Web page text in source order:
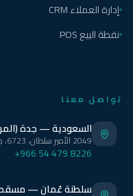
إدارة العملاء CRM
نقطة البيع POS
تواصل معنا
السعودية — جدة
2049 الأمير سلطان، 6723، جدة 23431
+966 54 479 8226
سلطنة عُمان —